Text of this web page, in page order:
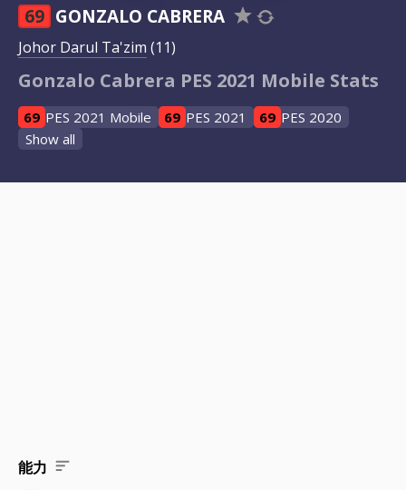
69 GONZALO CABRERA
Johor Darul Ta'zim (11)
Gonzalo Cabrera PES 2021 Mobile Stats
69 PES 2021 Mobile 69 PES 2021 69 PES 2020
Show all
能力